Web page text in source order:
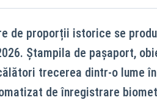
de proporții istorice se
Ștampila de pașaport,
trecerea dintr-o lume
de înregistrare